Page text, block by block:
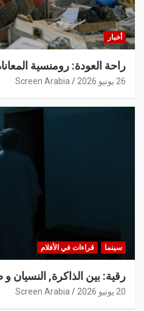
أخبار
راحة العودة: رومنسية
26 يونيو 2026 Screen Arabia
سينما قراءات في الأفلام
رقية: بين الذاكرة, النسيان
20 يونيو 2026 Screen Arabia